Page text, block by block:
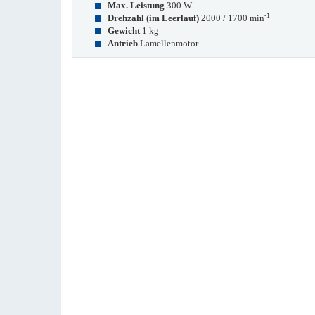
Max. Leistung 300 W
Drehzahl (im Leerlauf) 2000 / 1700 min-1
Gewicht 1 kg
Antrieb Lamellenmotor